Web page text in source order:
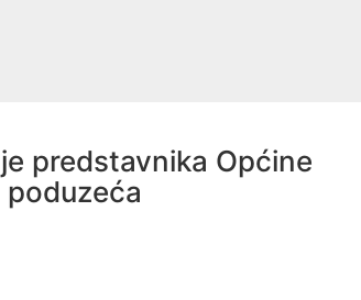
predstavnika Općine